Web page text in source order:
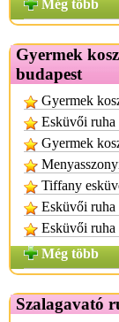
Még több
Gyermek
budapest
Gyermek
Esküvői ruha
Gyermek
Tiffany
Esküvői ruha
Esküvői ruha
Még több
Szalagavató